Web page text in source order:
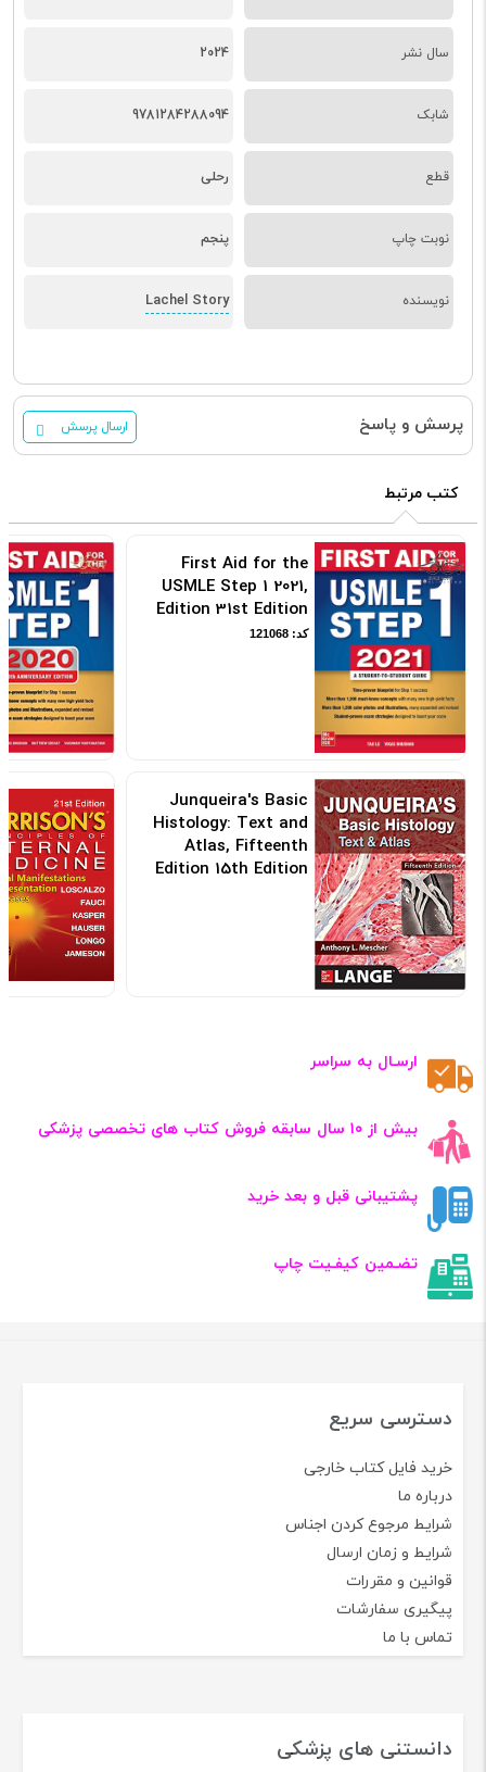
سال نشر 2024
شابک 9781284288094
قطع رحلی
نوبت چاپ پنجم
نویسنده Lachel Story
پرسش و پاسخ ارسال پرسش
کتب مرتبط
First Aid for the
USMLE Step 1 2021,
Edition 31st Edition
کد: 121068
Junqueira's Basic
Histology: Text and
Atlas, Fifteenth
Edition 15th Edition
ارسـال به سراسر
بیش از ۱۰ سال سابقه فروش کتاب‌ های تخصصی پزشکی
پشتیبانی قبل و بعد خرید
تضـمین کیفـیت چاپ
دسترسی سریع
خرید فایل کتاب خارجی
درباره ما
شرایط مرجوع کردن اجناس
شرایط و زمان ارسال
قوانین و مقررات
پیگیری سفارشات
تماس با ما
دانستنی های پزشکی